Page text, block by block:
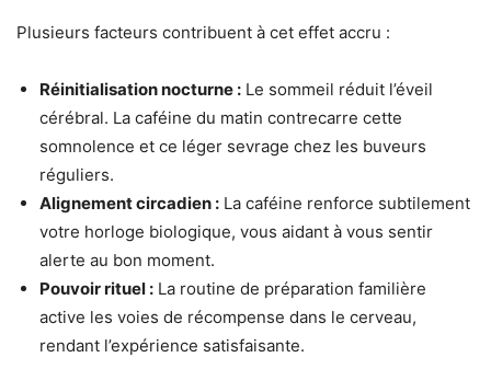
Plusieurs facteurs contribuent à cet effet accru :
Réinitialisation nocturne : Le sommeil réduit l’éveil
cérébral. La caféine du matin contrecarre cette
somnolence et ce léger sevrage chez les buveurs
réguliers.
Alignement circadien : La caféine renforce subtilement
votre horloge biologique, vous aidant à vous sentir
alerte au bon moment.
Pouvoir rituel : La routine de préparation familière
active les voies de récompense dans le cerveau,
rendant l’expérience satisfaisante.